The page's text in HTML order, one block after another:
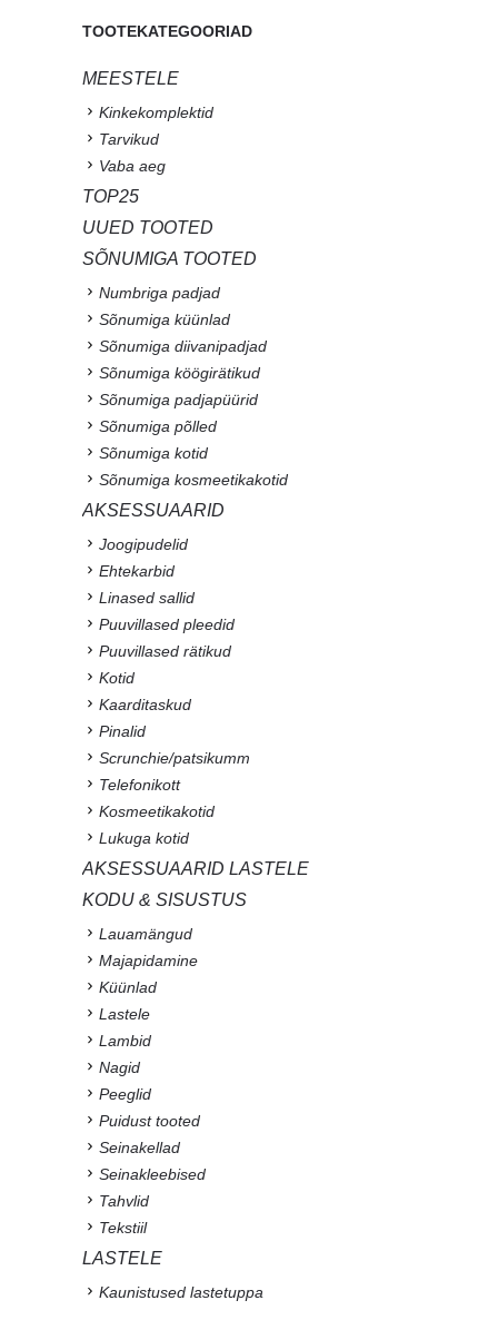
TOOTEKATEGOORIAD
MEESTELE
Kinkekomplektid
Tarvikud
Vaba aeg
TOP25
UUED TOOTED
SÕNUMIGA TOOTED
Numbriga padjad
Sõnumiga küünlad
Sõnumiga diivanipadjad
Sõnumiga köögirätikud
Sõnumiga padjapüürid
Sõnumiga põlled
Sõnumiga kotid
Sõnumiga kosmeetikakotid
AKSESSUAARID
Joogipudelid
Ehtekarbid
Linased sallid
Puuvillased pleedid
Puuvillased rätikud
Kotid
Kaarditaskud
Pinalid
Scrunchie/patsikumm
Telefonikott
Kosmeetikakotid
Lukuga kotid
AKSESSUAARID LASTELE
KODU & SISUSTUS
Lauamängud
Majapidamine
Küünlad
Lastele
Lambid
Nagid
Peeglid
Puidust tooted
Seinakellad
Seinakleebised
Tahvlid
Tekstiil
LASTELE
Kaunistused lastetuppa